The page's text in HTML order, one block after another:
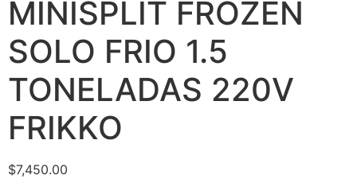
MINISPLIT FROZEN
SOLO FRIO 1.5
TONELADAS 220V
FRIKKO
$7,450.00